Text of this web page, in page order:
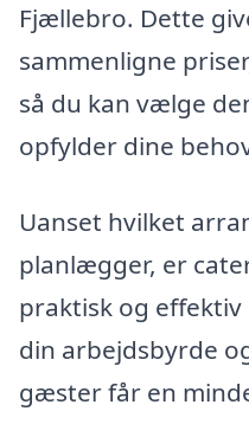
Fjællebro. Dette
sammenligne
så du kan vælge
opfylder dine
Uanset hvilket
planlægger, er
praktisk og
din arbejdsbyrde
gæster får en